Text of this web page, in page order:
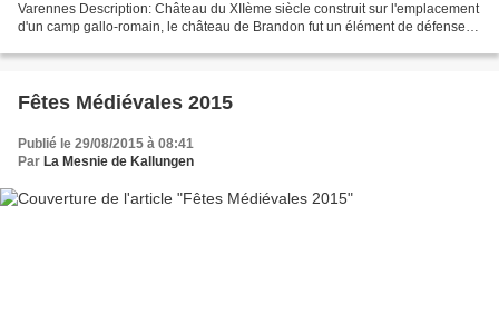
Varennes Description: Château du XIIème siècle construit sur l'emplacement
d'un camp gallo-romain, le château de Brandon fut un élément de défense
Fêtes Médiévales 2015
Publié le 29/08/2015 à 08:41
Par La Mesnie de Kallungen